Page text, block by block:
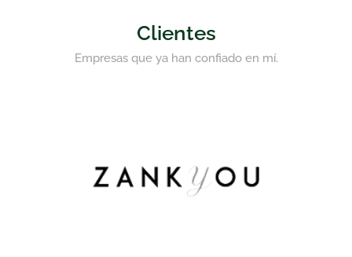
Clientes
Empresas que ya han confiado en mí.